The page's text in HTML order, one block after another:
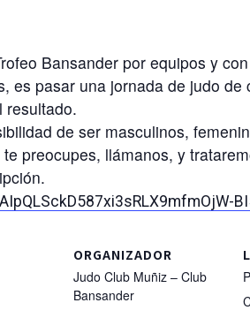
Bansander por equipos y
es pasar una jornada de judo
resultado.
de ser masculinos,
preocupes, llámanos, y
ORGANIZADOR
Judo Club Muñiz – Club
Bansander